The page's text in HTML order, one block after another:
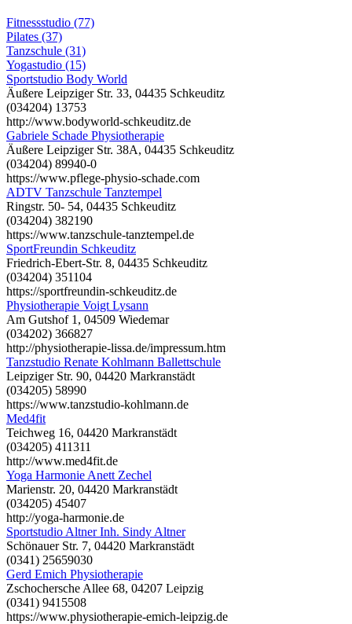
Fitnessstudio (77)
Pilates (37)
Tanzschule (31)
Yogastudio (15)
Sportstudio Body World
Äußere Leipziger Str. 33, 04435 Schkeuditz
(034204) 13753
http://www.bodyworld-schkeuditz.de
Gabriele Schade Physiotherapie
Äußere Leipziger Str. 38A, 04435 Schkeuditz
(034204) 89940-0
https://www.pflege-physio-schade.com
ADTV Tanzschule Tanztempel
Ringstr. 50- 54, 04435 Schkeuditz
(034204) 382190
https://www.tanzschule-tanztempel.de
SportFreundin Schkeuditz
Friedrich-Ebert-Str. 8, 04435 Schkeuditz
(034204) 351104
https://sportfreundin-schkeuditz.de
Physiotherapie Voigt Lysann
Am Gutshof 1, 04509 Wiedemar
(034202) 366827
http://physiotherapie-lissa.de/impressum.htm
Tanzstudio Renate Kohlmann Ballettschule
Leipziger Str. 90, 04420 Markranstädt
(034205) 58990
https://www.tanzstudio-kohlmann.de
Med4fit
Teichweg 16, 04420 Markranstädt
(034205) 411311
http://www.med4fit.de
Yoga Harmonie Anett Zechel
Marienstr. 20, 04420 Markranstädt
(034205) 45407
http://yoga-harmonie.de
Sportstudio Altner Inh. Sindy Altner
Schönauer Str. 7, 04420 Markranstädt
(0341) 25659030
Gerd Emich Physiotherapie
Zschochersche Allee 68, 04207 Leipzig
(0341) 9415508
https://www.physiotherapie-emich-leipzig.de